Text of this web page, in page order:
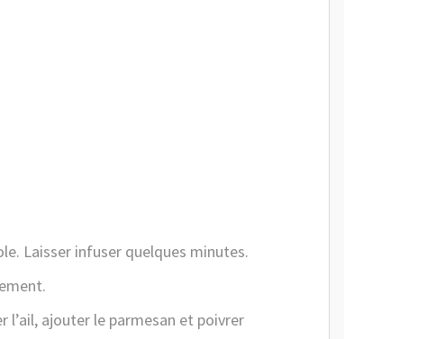
Laisser infuser quelques minutes.
l’ail, ajouter le parmesan et poivrer